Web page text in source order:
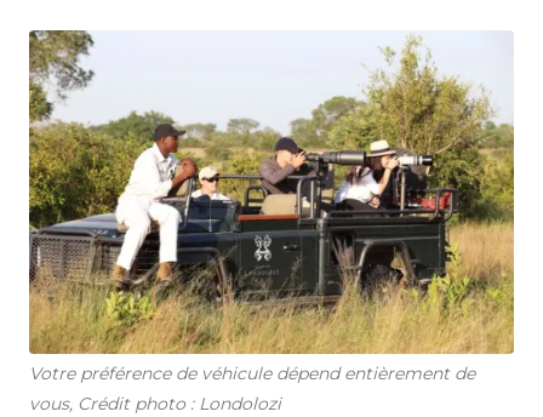
Votre préférence de véhicule dépend entièrement de
vous, Crédit photo : Londolozi